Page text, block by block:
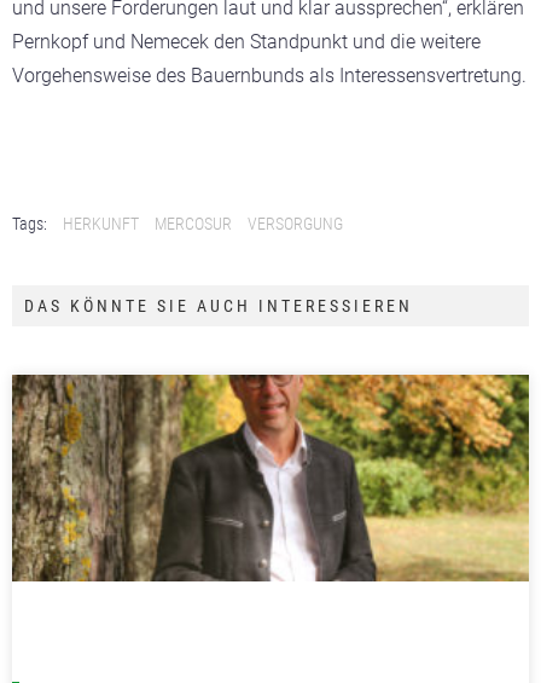
und unsere Forderungen laut und klar aussprechen“, erklären
Pernkopf und Nemecek den Standpunkt und die weitere
Vorgehensweise des Bauernbunds als Interessensvertretung.
Tags: HERKUNFT MERCOSUR VERSORGUNG
DAS KÖNNTE SIE AUCH INTERESSIEREN